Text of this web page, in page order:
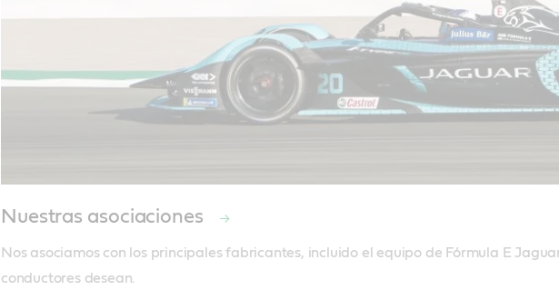
Nuestras asociaciones
Nos asociamos con los principales fabricantes, incluido el equipo de Fórmula E
conductores desean.